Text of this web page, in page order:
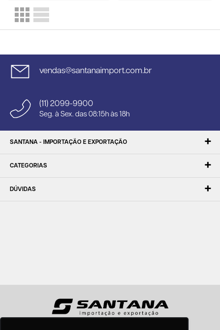
vendas@santanaimport.com.br
(11) 2099-9900
Seg. à Sex. das 08:15h às 18h
SANTANA - IMPORTAÇÃO E EXPORTAÇÃO
CATEGORIAS
DÚVIDAS